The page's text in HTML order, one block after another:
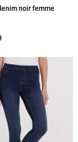
noir femme